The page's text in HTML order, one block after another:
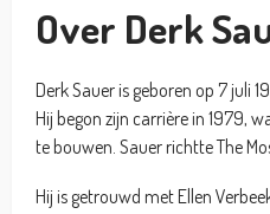
Over Derk
Derk Sauer is geboren op 7 juli
Hij begon zijn carrière in 1979,
te bouwen. Sauer richtte The
Hij is getrouwd met Ellen